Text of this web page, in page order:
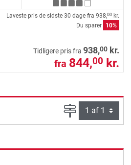
Laveste pris de sidste 30 dage fra 938,00 kr.
Du sparer
10%
Tidligere pris fra 938,00 kr.
fra 844,00 kr.
Side